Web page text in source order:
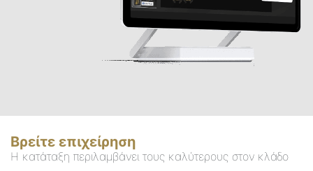
Βρείτε επιχείρηση
Η κατάταξη περιλαμβάνει τους καλύτερους στον κλάδο